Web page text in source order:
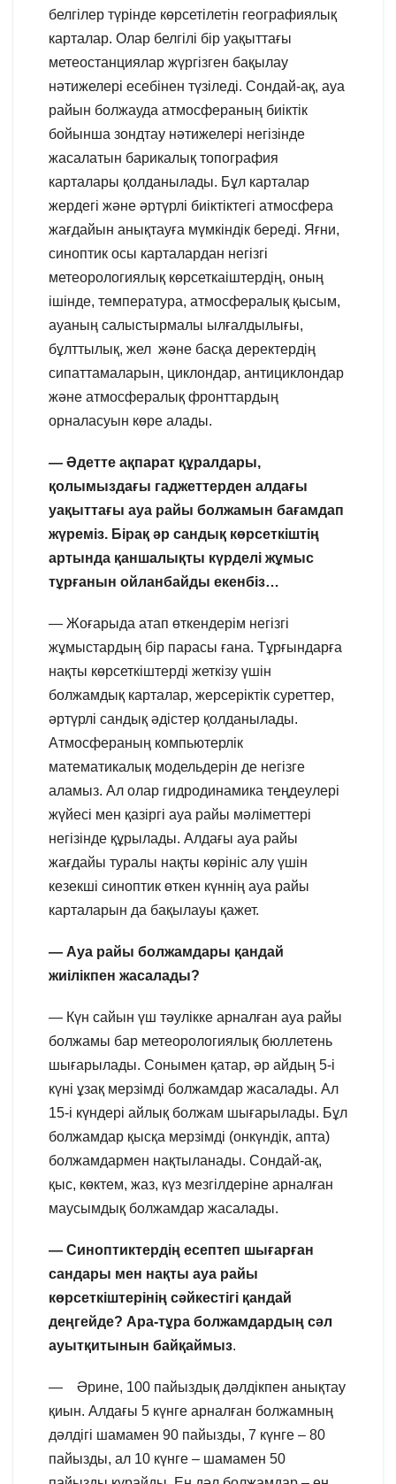
белгілер түрінде көрсетілетін географиялық
карталар. Олар белгілі бір уақыттағы
метеостанциялар жүргізген бақылау
нәтижелері есебінен түзіледі. Сондай-ақ, ауа
райын болжауда атмосфераның биіктік
бойынша зондтау нәтижелері негізінде
жасалатын барикалық топография
карталары қолданылады. Бұл карталар
жердегі және әртүрлі биіктіктегі атмосфера
жағдайын анықтауға мүмкіндік береді. Яғни,
синоптик осы карталардан негізгі
метеорологиялық көрсеткаіштердің, оның
ішінде, температура, атмосфералық қысым,
ауаның салыстырмалы ылғалдылығы,
бұлттылық, жел және басқа деректердің
сипаттамаларын, циклондар, антициклондар
және атмосфералық фронттардың
орналасуын көре алады.
— Әдетте ақпарат құралдары,
қолымыздағы гаджеттерден алдағы
уақыттағы ауа райы болжамын бағамдап
жүреміз. Бірақ әр сандық көрсеткіштің
артында қаншалықты күрделі жұмыс
тұрғанын ойланбайды екенбіз…
— Жоғарыда атап өткендерім негізгі
жұмыстардың бір парасы ғана. Тұрғындарға
нақты көрсеткіштерді жеткізу үшін
болжамдық карталар, жерсеріктік суреттер,
әртүрлі сандық әдістер қолданылады.
Атмосфераның компьютерлік
математикалық модельдерін де негізге
аламыз. Ал олар гидродинамика теңдеулері
жүйесі мен қазіргі ауа райы мәліметтері
негізінде құрылады. Алдағы ауа райы
жағдайы туралы нақты көрініс алу үшін
кезекші синоптик өткен күннің ауа райы
карталарын да бақылауы қажет.
— Ауа райы болжамдары қандай
жиілікпен жасалады?
— Күн сайын үш тәулікке арналған ауа райы
болжамы бар метеорологиялық бюллетень
шығарылады. Сонымен қатар, әр айдың 5-і
күні ұзақ мерзімді болжамдар жасалады. Ал
15-і күндері айлық болжам шығарылады. Бұл
болжамдар қысқа мерзімді (онкүндік, апта)
болжамдармен нақтыланады. Сондай-ақ,
қыс, көктем, жаз, күз мезгілдеріне арналған
маусымдық болжамдар жасалады.
— Синоптиктердің есептеп шығарған
сандары мен нақты ауа райы
көрсеткіштерінің сәйкестігі қандай
деңгейде? Ара-тұра болжамдардың сәл
ауытқитынын байқаймыз.
— Әрине, 100 пайыздық дәлдікпен анықтау
қиын. Алдағы 5 күнге арналған болжамның
дәлдігі шамамен 90 пайызды, 7 күнге – 80
пайызды, ал 10 күнге – шамамен 50